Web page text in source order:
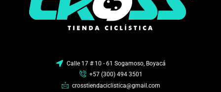
Calle 17 # 10 - 61 Sogamoso, Boyacá
+57 (300) 494 3501
crosstiendaciclistica@gmail.com